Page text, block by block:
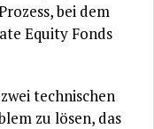
bei dem
Equity Fonds
technischen
zu lösen, das